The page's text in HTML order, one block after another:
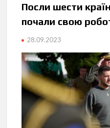
Посли шести
почали свою
28.09.2023